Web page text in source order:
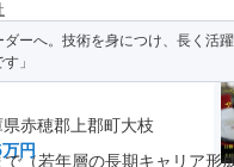
ダーへ。技術を身につけ、長く活
」
赤穂郡上郡町大枝
円
（若年層の長期キャリア形